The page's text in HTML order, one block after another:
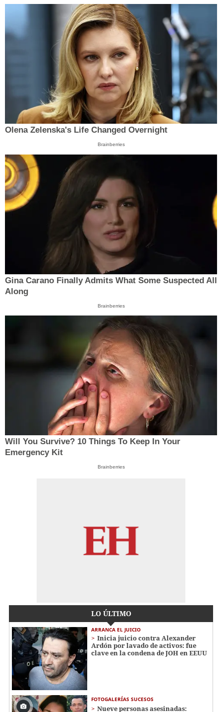
Olena Zelenska's Life Changed Overnight
Brainberries
Gina Carano Finally Admits What Some Suspected All
Along
Brainberries
Will You Survive? 10 Things To Keep In Your
Emergency Kit
Brainberries
LO ÚLTIMO
ARRANCA EL JUICIO
Inicia juicio contra Alexander
Ardón por lavado de activos: fue
clave en la condena de JOH en EEUU
FOTOGALERÍAS SUCESOS
Nueve personas asesinadas: